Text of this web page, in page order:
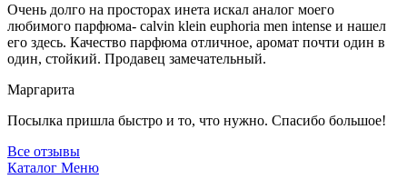
Очень долго на просторах инета искал аналог моего
любимого парфюма- calvin klein euphoria men intense и нашел
его здесь. Качество парфюма отличное, аромат почти один в
один, стойкий. Продавец замечательный.
Маргарита
Посылка пришла быстро и то, что нужно. Спасибо большое!
Все отзывы
Каталог Меню